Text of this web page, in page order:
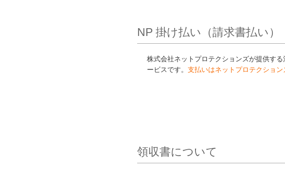
NP 掛け払い（請求書払い）
株式会社ネットプロテクションズが提供す
ービスです。 支払いはネットプロテクション
領収書について